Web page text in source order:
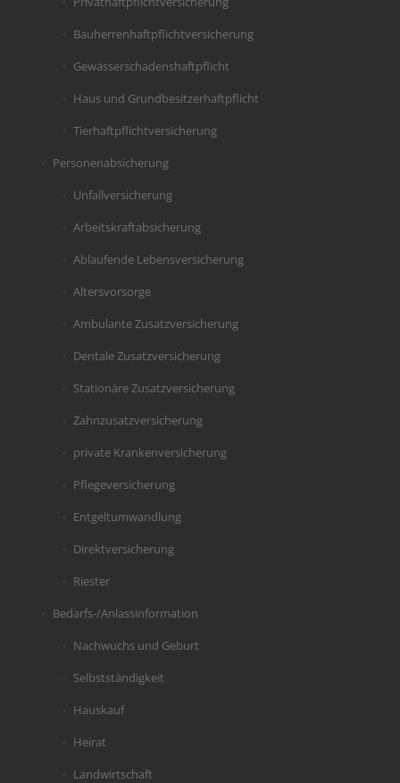
Bauherrenhaftpflichtversicherung
Gewässerschadenshaftpflicht
Haus und Grundbesitzerhaftpflicht
Tierhaftpflichtversicherung
Personenabsicherung
Unfallversicherung
Arbeitskraftabsicherung
Ablaufende Lebensversicherung
Altersvorsorge
Ambulante Zusatzversicherung
Dentale Zusatzversicherung
Stationäre Zusatzversicherung
Zahnzusatzversicherung
private Krankenversicherung
Pflegeversicherung
Entgeltumwandlung
Direktversicherung
Riester
Bedarfs-/Anlassinformation
Nachwuchs und Geburt
Selbstständigkeit
Hauskauf
Heirat
Landwirtschaft